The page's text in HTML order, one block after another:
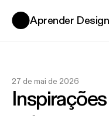
Aprender Design
27 de mai de 2026